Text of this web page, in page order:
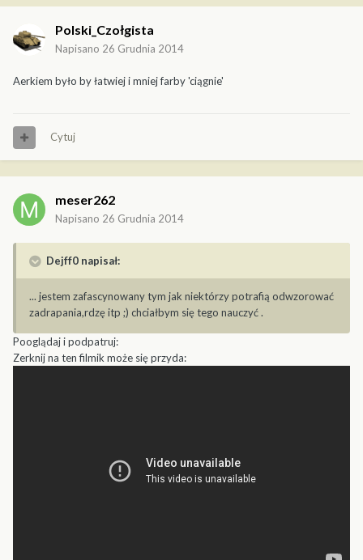
Polski_Czołgista
Napisano 26 Grudnia 2014
Aerkiem było by łatwiej i mniej farby 'ciągnie'
Cytuj
meser262
Napisano 26 Grudnia 2014
Dejff0 napisał:
... jestem zafascynowany tym jak niektórzy potrafią odwzorować
zadrapania,rdzę itp ;) chciałbym się tego nauczyć .
Pooglądaj i podpatruj:
Zerknij na ten filmik może się przyda: